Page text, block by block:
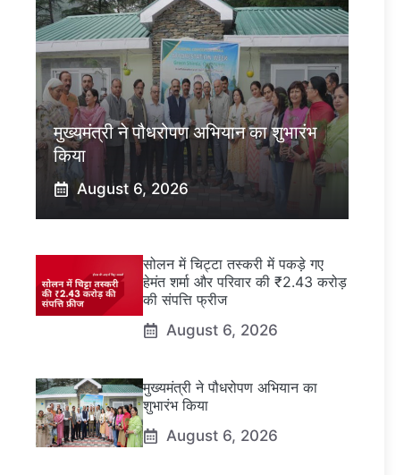
मुख्यमंत्री ने पौधरोपण अभियान का शुभारंभ
किया
August 6, 2026
सोलन में चिट्टा तस्करी में पकड़े गए
हेमंत शर्मा और परिवार की ₹2.43 करोड़
की संपत्ति फ्रीज
August 6, 2026
मुख्यमंत्री ने पौधरोपण अभियान का
शुभारंभ किया
August 6, 2026